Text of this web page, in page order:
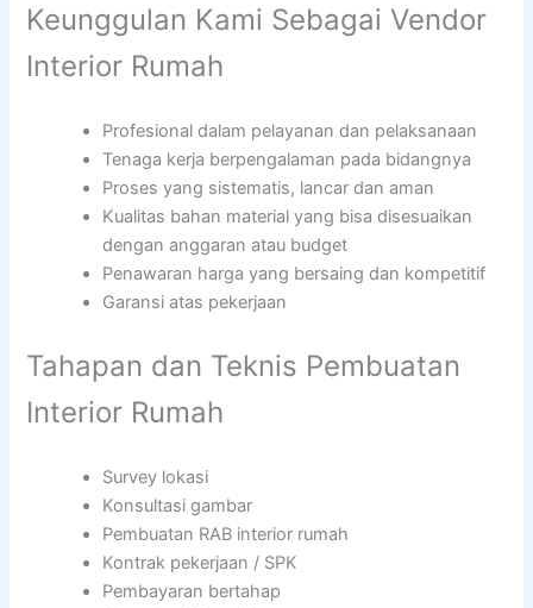
Keunggulan Kami Sebagai Vendor
Interior Rumah
Profesional dalam pelayanan dan pelaksanaan
Tenaga kerja berpengalaman pada bidangnya
Proses yang sistematis, lancar dan aman
Kualitas bahan material yang bisa disesuaikan
dengan anggaran atau budget
Penawaran harga yang bersaing dan kompetitif
Garansi atas pekerjaan
Tahapan dan Teknis Pembuatan
Interior Rumah
Survey lokasi
Konsultasi gambar
Pembuatan RAB interior rumah
Kontrak pekerjaan / SPK
Pembayaran bertahap